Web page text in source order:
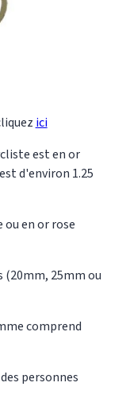
ici
est en or
d'environ 1.25
ou en or rose
(20mm, 25mm ou
comprend
personnes